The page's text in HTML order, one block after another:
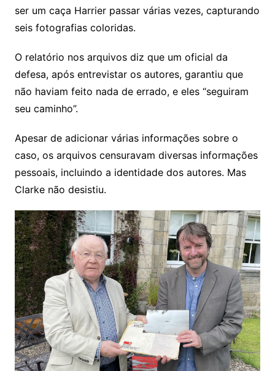
ser um caça Harrier passar várias vezes, capturando
seis fotografias coloridas.
O relatório nos arquivos diz que um oficial da
defesa, após entrevistar os autores, garantiu que
não haviam feito nada de errado, e eles “seguiram
seu caminho”.
Apesar de adicionar várias informações sobre o
caso, os arquivos censuravam diversas informações
pessoais, incluindo a identidade dos autores. Mas
Clarke não desistiu.